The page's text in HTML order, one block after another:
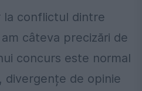
la conflictul dintre
câteva precizări de
concurs este normal
divergențe de opinie